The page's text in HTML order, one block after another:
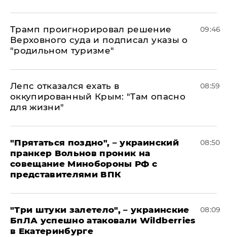
Трамп проигнорировал решение
Верховного суда и подписал указы о
"родильном туризме"
09:46
Лепс отказался ехать в
оккупированный Крым: "Там опасно
для жизни"
08:59
"Прятаться поздно", – украинский
пранкер Вольнов проник на
совещание Минобороны РФ с
представителями ВПК
08:50
"Три штуки залетело", – украинские
БпЛА успешно атаковали Wildberries
в Екатеринбурге
08:09